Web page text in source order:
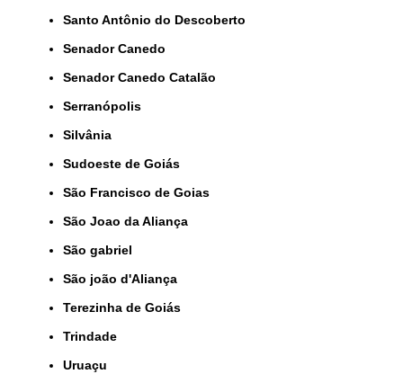
Santo Antônio do Descoberto
Senador Canedo
Senador Canedo Catalão
Serranópolis
Silvânia
Sudoeste de Goiás
São Francisco de Goias
São Joao da Aliança
São gabriel
São joão d'Aliança
Terezinha de Goiás
Trindade
Uruaçu